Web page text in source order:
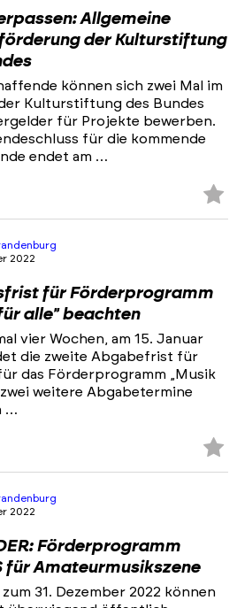
Allgemeine
der Kulturstiftung
können sich zwei Mal im
Kulturstiftung des Bundes
für Projekte bewerben.
für die kommende
endet am …
2022
für Förderprogramm
alle" beachten
vier Wochen, am 15. Januar
die zweite Abgabefrist für
das Förderprogramm „Musik
zwei weitere Abgabetermine
…
2022
Förderprogramm
für Amateurmusikszene
31. Dezember 2022 können